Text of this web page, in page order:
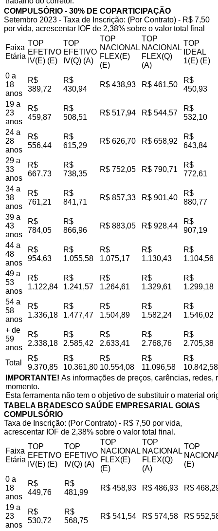
COMPULSÓRIO - 30% DE COPARTICIPAÇÃO
Setembro 2023 - Taxa de Inscrição: (Por Contrato) - R$ 7,50
por vida, acrescentar IOF de 2,38% sobre o valor total final
Faixa
Etária
TOP
EFETIVO
IV(E) (E)
TOP
EFETIVO
IV(Q) (A)
TOP
NACIONAL
FLEX(E)
(E)
TOP
NACIONAL
FLEX(Q)
(A)
TOP
IDEAL
1(E) (E)
0 a
18
anos
R$
389,72
R$
430,94
R$ 438,93 R$ 461,50
R$
450,93
19 a
23
anos
R$
459,87
R$
508,51
R$ 517,94 R$ 544,57
R$
532,10
24 a
28
anos
R$
556,44
R$
615,29
R$ 626,70 R$ 658,92
R$
643,84
29 a
33
anos
R$
667,73
R$
738,35
R$ 752,05 R$ 790,71
R$
772,61
34 a
38
anos
R$
761,21
R$
841,71
R$ 857,33 R$ 901,40
R$
880,77
39 a
43
anos
R$
784,05
R$
866,96
R$ 883,05 R$ 928,44
R$
907,19
44 a
48
anos
R$
954,63
R$
1.055,58
R$
1.075,17
R$
1.130,43
R$
1.104,56
49 a
53
anos
R$
1.122,84
R$
1.241,57
R$
1.264,61
R$
1.329,61
R$
1.299,18
54 a
58
anos
R$
1.336,18
R$
1.477,47
R$
1.504,89
R$
1.582,24
R$
1.546,02
+ de
59
anos
R$
2.338,18
R$
2.585,42
R$
2.633,41
R$
2.768,76
R$
2.705,38
Total
R$
9.370,85
R$
10.361,80
R$
10.554,08
R$
11.096,58
R$
10.842,58
IMPORTANTE! As informações de preços, carências,
momento.
Esta ferramenta não tem o objetivo de substituir o material
TABELA BRADESCO SAÚDE EMPRESARIAL GOIAS
COMPULSÓRIO
Taxa de Inscrição: (Por Contrato) - R$ 7,50 por vida,
acrescentar IOF de 2,38% sobre o valor total final.
Faixa
Etária
TOP
EFETIVO
IV(E) (E)
TOP
EFETIVO
IV(Q) (A)
TOP
NACIONAL
FLEX(E)
(E)
TOP
NACIONAL
FLEX(Q)
(A)
TOP
(E)
0 a
18
anos
R$
449,76
R$
481,99
R$ 458,93 R$ 486,93 R$
19 a
23
anos
R$
530,72
R$
568,75
R$ 541,54 R$ 574,58 R$